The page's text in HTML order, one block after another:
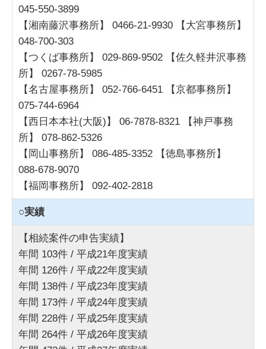
045-550-3899
【湘南藤沢事務所】 0466-21-9930 【大宮事務所】
048-700-303
【つくば事務所】 029-869-9502 【佐久軽井沢事務
所】 0267-78-5985
【名古屋事務所】 052-766-6451 【京都事務所】
075-744-6964
【西日本本社(大阪)】 06-7878-8321 【神戸事務
所】 078-862-5326
【岡山事務所】 086-485-3352 【徳島事務所】
088-678-9070
【福岡事務所】 092-402-2818
○実績
【相続案件の申告実績】
年間 103件 / 平成21年度実績
年間 126件 / 平成22年度実績
年間 138件 / 平成23年度実績
年間 173件 / 平成24年度実績
年間 228件 / 平成25年度実績
年間 264件 / 平成26年度実績